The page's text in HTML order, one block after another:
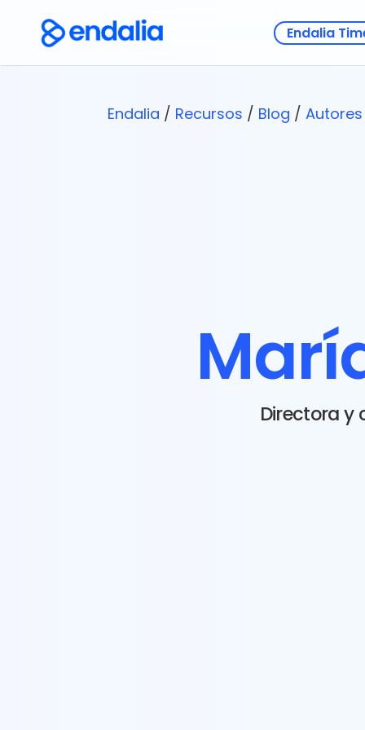
Endalia
Endalia / Recursos / Blog / Autores
Directora y